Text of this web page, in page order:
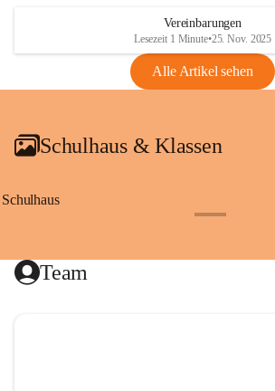
Vereinbarungen
Lesezeit 1 Minute•25. Nov. 2025
Alle Artikel sehen
Schulhaus & Klassen
Schulhaus
Team